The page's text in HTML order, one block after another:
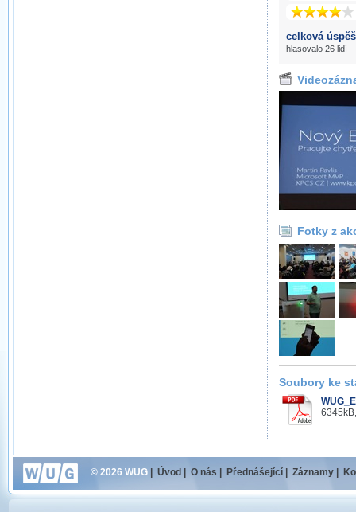
celková
hlasovalo 26 lidí
Fotky z
Soubory ke
© 2026 WUG Úvod O nás Přednášející Záznamy